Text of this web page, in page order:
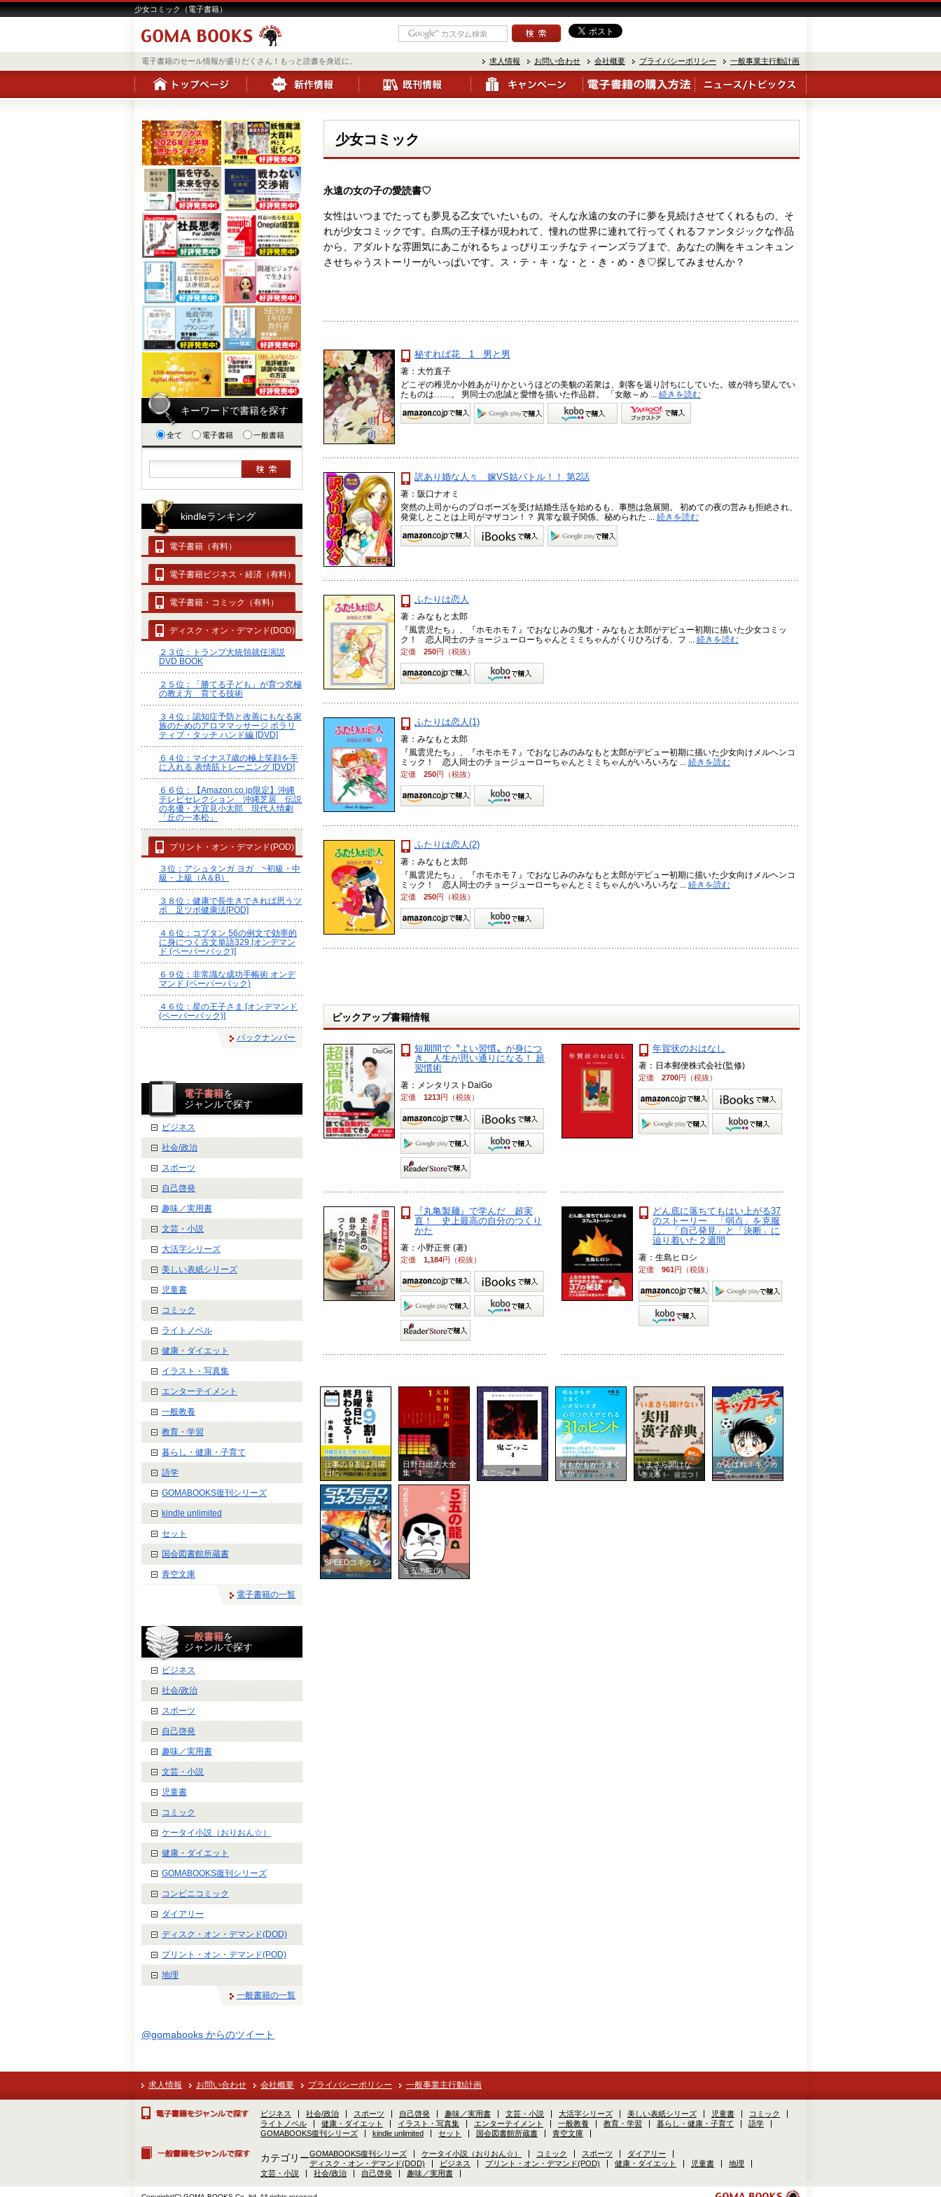
少女コミック（電子書籍）
電子書籍のセール情報が盛りだくさん！もっと読書を身近に。 求人情報 お問い合わせ 会社概要 プライバシーポリシー 一般事業主行動計画
少女コミック
永遠の女の子の愛読書♡
女性はいつまでたっても夢見る乙女でいたいもの。そんな永遠の女の子に夢を見続けさせてくれるもの、そ
れが少女コミックです。白馬の王子様が現われて、憧れの世界に連れて行ってくれるファンタジックな作品
から、アダルトな雰囲気にあこがれるちょっぴりエッチなティーンズラブまで、あなたの胸をキュンキュン
させちゃうストーリーがいっぱいです。ス・テ・キ・な・と・き・め・き♡探してみませんか？
秘すれば花 1 男と男
著：大竹直子
どこぞの稚児か小姓あがりかというほどの美貌の若衆は、刺客を返り討ちにしていた。彼が待ち望んでい
たものは……。 男同士の忠誠と愛憎を描いた作品群。 「女敵～め ... 続きを読む
訳あり婚な人々 嫁VS姑バトル！！ 第2話
著：阪口ナオミ
突然の上司からのプロポーズを受け結婚生活を始めるも、事態は急展開。 初めての夜の営みも拒絶され、
発覚しとことは上司がマザコン！？ 異常な親子関係、秘められた ... 続きを読む
ふたりは恋人
著：みなもと太郎
『風雲児たち』、『ホモホモ７』でおなじみの鬼才・みなもと太郎がデビュー初期に描いた少女コミッ
ク！ 恋人同士のチョージューローちゃんとミミちゃんがくりひろげる、フ ... 続きを読む
定価 250円（税抜）
ふたりは恋人(1)
著：みなもと太郎
『風雲児たち』、『ホモホモ７』でおなじみのみなもと太郎がデビュー初期に描いた少女向けメルヘンコ
ミック！ 恋人同士のチョージューローちゃんとミミちゃんがいろいろな ... 続きを読む
定価 250円（税抜）
ふたりは恋人(2)
著：みなもと太郎
『風雲児たち』、『ホモホモ７』でおなじみのみなもと太郎がデビュー初期に描いた少女向けメルヘンコ
ミック！ 恋人同士のチョージューローちゃんとミミちゃんがいろいろな ... 続きを読む
定価 250円（税抜）
ピックアップ書籍情報
短期間で〝よい習慣〟が身につ
き、人生が思い通りになる！ 超
習慣術
著：メンタリストDaiGo
定価 1213円（税抜）
年賀状のおはなし
著：日本郵便株式会社(監修)
定価 2700円（税抜）
『丸亀製麺』で学んだ 超実
直！ 史上最高の自分のつくり
かた
著：小野正誉 (著)
定価 1,184円（税抜）
どん底に落ちてもはい上がる37
のストーリー 「弱点」を克服
し、「自己発見」と「決断」に
辿り着いた２週間
著：生島ヒロシ
定価 961円（税抜）
キーワードで書籍を探す
全て 電子書籍 一般書籍
kindleランキング
電子書籍（有料）
電子書籍ビジネス・経済（有料）
電子書籍・コミック（有料）
ディスク・オン・デマンド(DOD)
２３位：トランプ大統領就任演説
DVD BOOK
２５位：「勝てる子ども」が育つ究極
の教え方 育てる技術
３４位：認知症予防と改善にもなる家
族のためのアロママッサージ ポラリ
ティブ・タッチ ハンド編 [DVD]
６４位：マイナス7歳の極上笑顔を手
に入れる 表情筋トレーニング [DVD]
６６位：【Amazon.co.jp限定】沖縄
テレビセレクション 沖縄芝居 伝説
の名優・大宜見小太郎 現代人情劇
「丘の一本松」
プリント・オン・デマンド(POD)
３位：アシュタンガ ヨガ ~初級・中
級・上級（A＆B）
３８位：健康で長生きできれば思うツ
ボ 足ツボ健康法[POD]
４６位：コブタン 56の例文で効率的
に身につく古文単語329 [オンデマン
ド (ペーパーバック)]
６９位：非常識な成功手帳術 オンデ
マンド (ペーパーバック)
４６位：星の王子さま [オンデマンド
(ペーパーバック)]
バックナンバー
電子書籍を
ジャンルで探す
ビジネス
社会/政治
スポーツ
自己啓発
趣味／実用書
文芸・小説
大活字シリーズ
美しい表紙シリーズ
児童書
コミック
ライトノベル
健康・ダイエット
イラスト・写真集
エンターテイメント
一般教養
教育・学習
暮らし・健康・子育て
語学
GOMABOOKS復刊シリーズ
kindle unlimited
セット
国会図書館所蔵書
青空文庫
電子書籍の一覧
一般書籍を
ジャンルで探す
ビジネス
社会/政治
スポーツ
自己啓発
趣味／実用書
文芸・小説
児童書
コミック
ケータイ小説（おりおん☆）
健康・ダイエット
GOMABOOKS復刊シリーズ
コンビニコミック
ダイアリー
ディスク・オン・デマンド(DOD)
プリント・オン・デマンド(POD)
地理
一般書籍の一覧
@gomabooks からのツイート
仕事の９割は月曜
日に ...
日野日出志大全
集 1
鬼ごっこ4
何もかもがうまく
いか ...
いまさら聞けな
い 実 ...
がんばれ！キッカ
ーズ ...
SPEEDコネクシ
ョ ...
５五の龍(9)
求人情報 お問い合わせ 会社概要 プライバシーポリシー 一般事業主行動計画
ビジネス 社会/政治 スポーツ 自己啓発 趣味／実用書 文芸・小説 大活字シリーズ 美しい表紙シリーズ 児童書
コミック
ライトノベル
健康・ダイエット イラスト・写真集 エンターテイメント 一般教養 教育・学習 暮らし・健康・子育て
語学
GOMABOOKS復刊シリーズ
kindle unlimited セット 国会図書館所蔵書 青空文庫
カテゴリーGOMABOOKS復刊シリーズ ケータイ小説（おりおん☆） コミック スポーツ
ダイアリー
ディスク・オン・デマンド(DOD)
ビジネス プリント・オン・デマンド(POD) 健康・ダイエット 児童書
地理
文芸・小説
社会/政治 自己啓発 趣味／実用書